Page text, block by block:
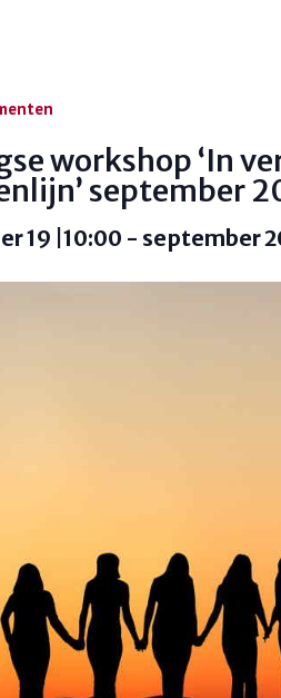
workshop ‘In
september
19 |10:00 - september